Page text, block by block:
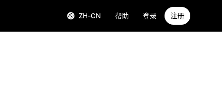
ZH-CN 帮助 登录 注册